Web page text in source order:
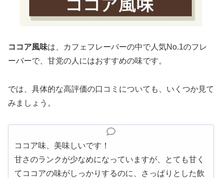
ココア風味は、カフェフレーバーの中で人気No.1のフレ
ーバーで、甘党の人にはおすすめの味です。
では、具体的な高評価の口コミについても、いくつか見て
みましょう。
ココア味、美味しいです！
甘さのランクが少なめになっていますが、とても甘く
てココアの味がしっかりするのに、さっぱりとした飲